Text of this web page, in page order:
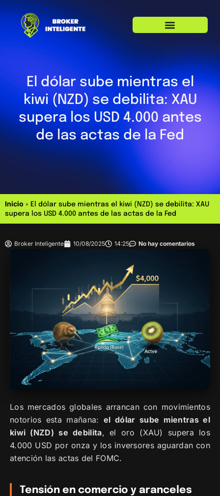
El dólar sube mientras el
kiwi (NZD) se debilita: XAU
supera los USD 4.000 antes
de las actas de la Fed
Inicio » El dólar sube mientras el kiwi (NZD) se debilita: XAU
supera los USD 4.000 antes de las actas de la Fed
Broker Inteligente 10/08/2025 14:25 No hay comentarios
Los mercados globales arrancan con movimientos
notorios esta mañana: el dólar sube mientras el
kiwi (NZD) se debilita, el oro (XAU) supera los
4.000 USD por onza y los inversores aguardan con
atención las actas del FOMC.
Tensión en comercio y aranceles